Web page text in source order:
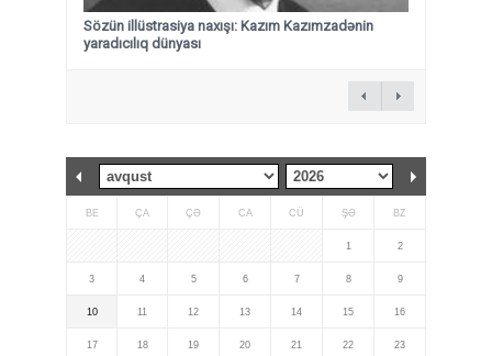
Sözün illüstrasiya naxışı: Kazım Kazımzadənin
yaradıcılıq dünyası
BE ÇA ÇƏ CA CÜ ŞƏ BZ
1 2
3 4 5 6 7 8 9
10 11 12 13 14 15 16
17 18 19 20 21 22 23